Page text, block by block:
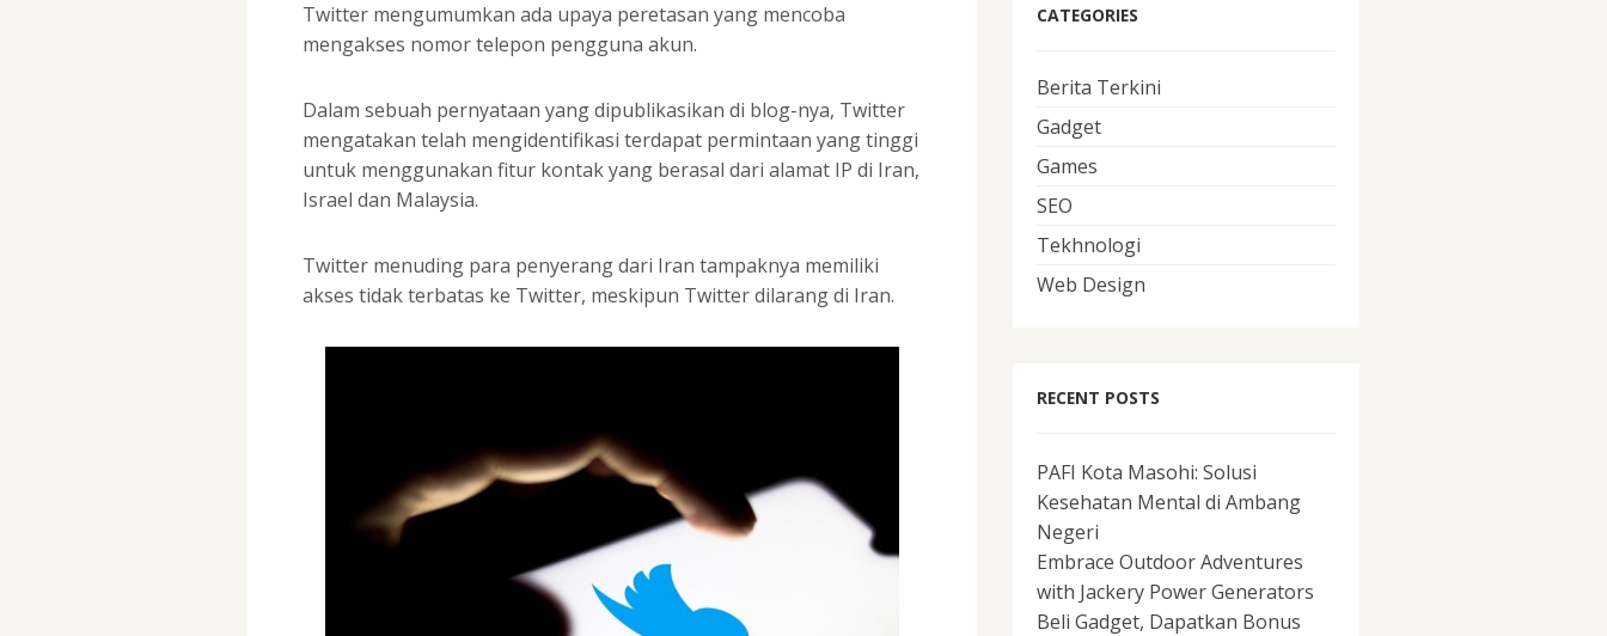
Twitter mengumumkan ada upaya peretasan yang mencoba
mengakses nomor telepon pengguna akun.
Dalam sebuah pernyataan yang dipublikasikan di blog-nya, Twitter
mengatakan telah mengidentifikasi terdapat permintaan yang tinggi
untuk menggunakan fitur kontak yang berasal dari alamat IP di Iran,
Israel dan Malaysia.
Twitter menuding para penyerang dari Iran tampaknya memiliki
akses tidak terbatas ke Twitter, meskipun Twitter dilarang di Iran.
CATEGORIES
Berita Terkini
Gadget
Games
SEO
Tekhnologi
Web Design
RECENT POSTS
PAFI Kota Masohi: Solusi
Kesehatan Mental di Ambang
Negeri
Embrace Outdoor Adventures
with Jackery Power Generators
Beli Gadget, Dapatkan Bonus